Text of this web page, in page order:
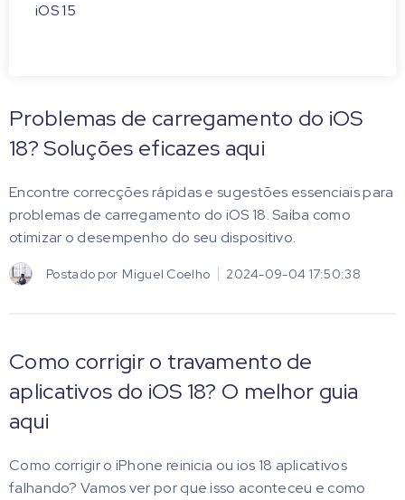
iOS 15
Problemas de carregamento do iOS
18? Soluções eficazes aqui
Encontre correcções rápidas e sugestões essenciais para
problemas de carregamento do iOS 18. Saiba como
otimizar o desempenho do seu dispositivo.
Postado por Miguel Coelho 2024-09-04 17:50:38
Como corrigir o travamento de
aplicativos do iOS 18? O melhor guia
aqui
Como corrigir o iPhone reinicia ou ios 18 aplicativos
falhando? Vamos ver por que isso aconteceu e como